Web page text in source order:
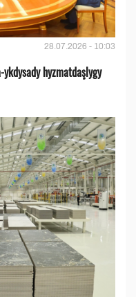
28.07.2026 - 10:03
hyzmatdaşlygy